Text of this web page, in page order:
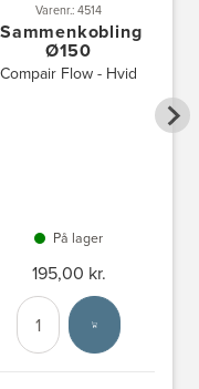
Varenr.: 4514
Sammenkobling
Ø150
Compair Flow - Hvid
På lager
195,00 kr.
Antal
Vælg enhed